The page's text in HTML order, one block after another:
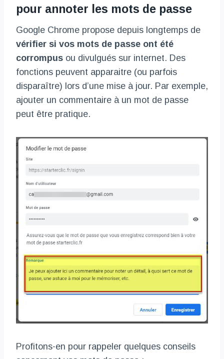
pour annoter les mots de passe
Google Chrome propose depuis longtemps de
vérifier si vos mots de passe ont été
corrompus ou divulgués sur internet. Des
fonctions peuvent apparaitre (ou parfois
disparaître) lors d’une mise à jour. Par exemple,
ajouter un commentaire à un mot de passe
peut être pratique.
Profitons-en pour rappeler quelques conseils